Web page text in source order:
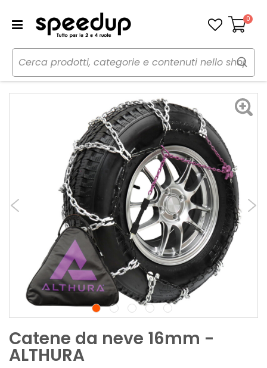
Carrello
0
Home Auto Inverno
Catene neve
Catene da neve 16mm
Catene da neve 16mm -
ALTHURA